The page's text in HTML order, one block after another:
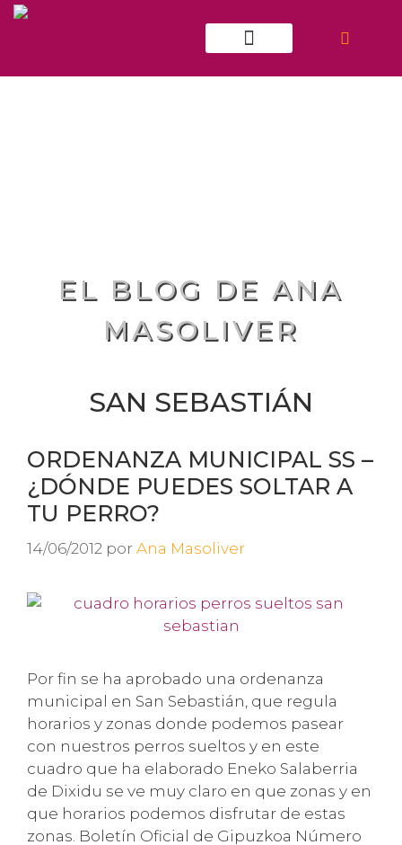
EL BLOG DE ANA
MASOLIVER
SAN SEBASTIÁN
ORDENANZA MUNICIPAL SS –
¿DÓNDE PUEDES SOLTAR A
TU PERRO?
14/06/2012 por Ana Masoliver
Por fin se ha aprobado una ordenanza
municipal en San Sebastián, que regula
horarios y zonas donde podemos pasear
con nuestros perros sueltos y en este
cuadro que ha elaborado Eneko Salaberria
de Dixidu se ve muy claro en que zonas y en
que horarios podemos disfrutar de estas
zonas. Boletín Oficial de Gipuzkoa Número